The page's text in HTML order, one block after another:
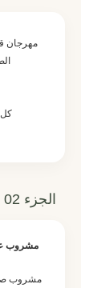
مهرجان
الجزء 02 — ماذا تتضمن هدايا هذا العام للمهرجان؟
مشروب
مشروب